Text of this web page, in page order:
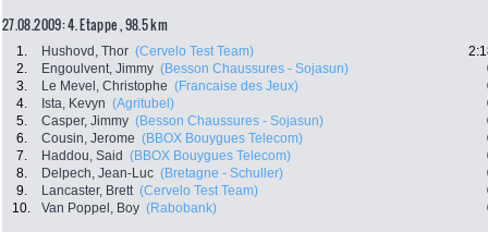
27.08.2009: 4. Etappe , 98.5 km
1. Hushovd, Thor (Cervelo Test Team)
2.
Engoulvent, Jimmy (Besson Chaussures - Sojasun)
3.
Le Mevel, Christophe (Francaise des Jeux)
4.
Ista, Kevyn (Agritubel)
5.
Casper, Jimmy (Besson Chaussures - Sojasun)
6.
Cousin, Jerome (BBOX Bouygues Telecom)
7.
Haddou, Said (BBOX Bouygues Telecom)
8.
Delpech, Jean-Luc (Bretagne - Schuller)
9.
Lancaster, Brett (Cervelo Test Team)
10.
Van Poppel, Boy (Rabobank)